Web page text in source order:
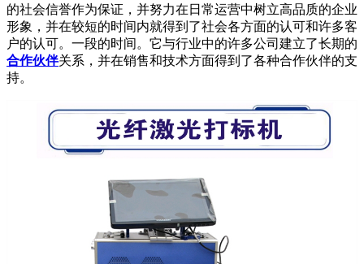
的社会信誉作为保证，并努力在日常运营中树立高品质的企业
形象，并在较短的时间内就得到了社会各方面的认可和许多客
户的认可。一段的时间。它与行业中的许多公司建立了长期的
合作伙伴关系，并在销售和技术方面得到了各种合作伙伴的支
持。